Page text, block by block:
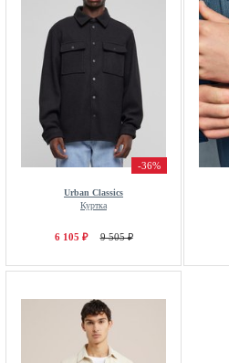
-36%
Urban Classics
Куртка
6 105 ₽ 9 505 ₽